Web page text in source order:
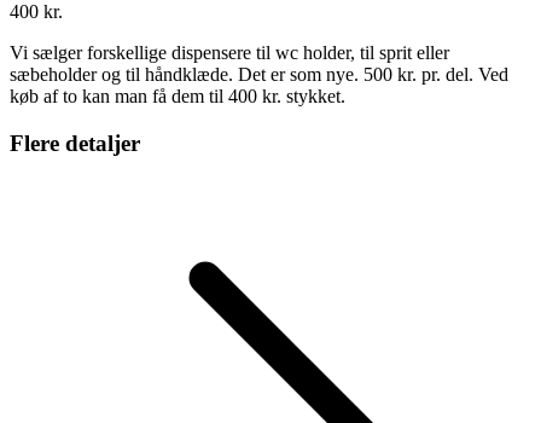
400 kr.
Vi sælger forskellige dispensere til wc holder, til sprit eller
sæbeholder og til håndklæde. Det er som nye. 500 kr. pr. del. Ved
køb af to kan man få dem til 400 kr. stykket.
Flere detaljer